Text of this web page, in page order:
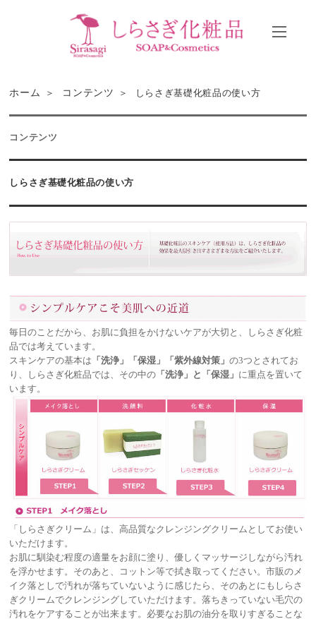
ホーム コンテンツ しらさぎ基礎化粧品の使い方
コンテンツ
しらさぎ基礎化粧品の使い方
毎日のことだから、お肌に負担をかけないケアが大切と、しらさぎ化粧
品では考えています。
スキンケアの基本は 「洗浄」「保湿」「紫外線対策」の3つとされてお
り、しらさぎ化粧品では、その中の 「洗浄」と「保湿」 に重点を置いて
います。
「しらさぎクリーム」は、高品質なクレンジングクリームとしてお使い
いただけます。
お肌に馴染む程度の適量をお顔に塗り、優しくマッサージしながら汚れ
を浮かせます。そのあと、コットン等で拭き取ってください。市販のメ
イク落としで汚れが落ちていないように感じたら、そのあとにもしらさ
ぎクリームでクレンジングしていただけます。落ちきっていない毛穴の
汚れをケアすることが出来ます。必要なお肌の油分を取りすぎることな